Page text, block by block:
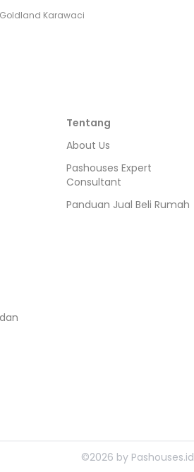
Goldland Karawaci
Tentang
About Us
Pashouses Expert
Consultant
Panduan Jual Beli Rumah
©2026 by Pashouses.id